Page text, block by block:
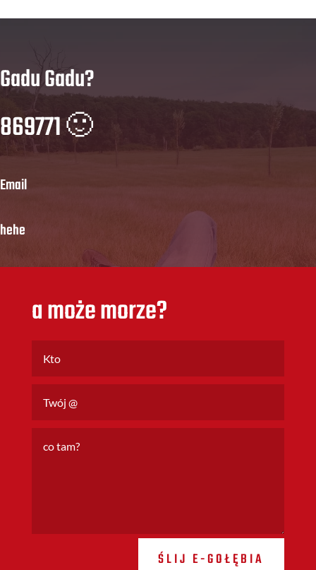
Gadu Gadu?
869771 🙂
Email
hehe
a może morze?
ŚLIJ E-GOŁĘBIA